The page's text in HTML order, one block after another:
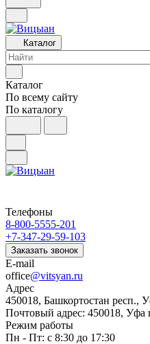
Каталог
Каталог
По всему сайту
По каталогу
Телефоны
8-800-5555-201
+7-347-29-59-103
Заказать звонок
E-mail
office@vitsyan.ru
Адрес
450018, Башкортостан респ.,
Почтовый адрес: 450018, Уфа
Режим работы
Пн - Пт: с 8:30 до 17:30